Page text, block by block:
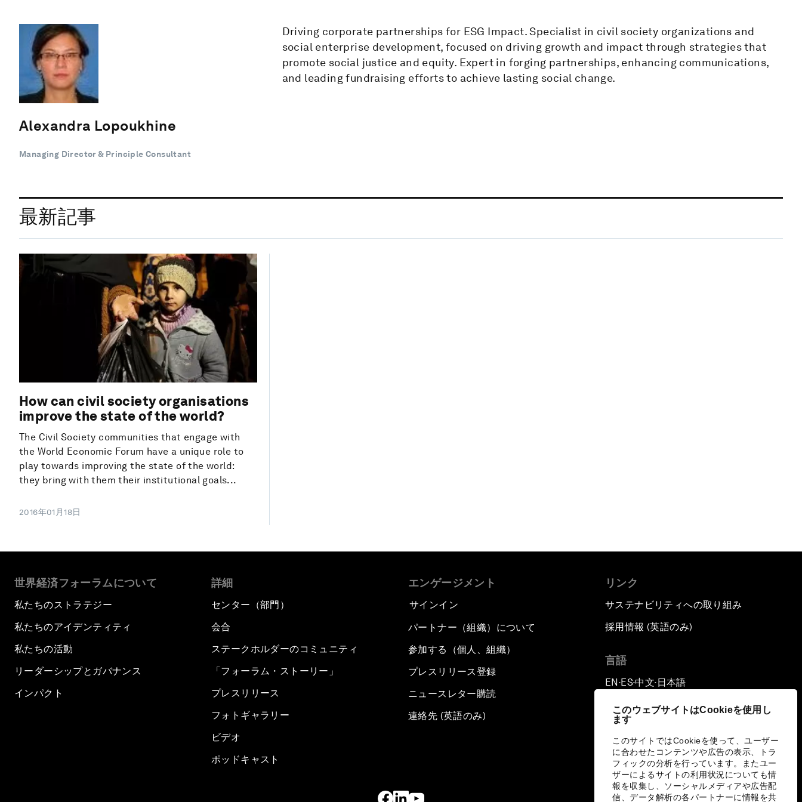
このウェブサイトはCookieを使用し
ます
このサイトではCookieを使って、ユーザー
に合わせたコンテンツや広告の表示、トラ
フィックの分析を行っています。またユー
ザーによるサイトの利用状況についても情
報を収集し、ソーシャルメディアや広告配
信、データ解析の各パートナーに情報を共
Alexandra Lopoukhine
Managing Director & Principle Consultant
Driving corporate partnerships for ESG Impact. Specialist in civil society organizations and
social enterprise development, focused on driving growth and impact through strategies that
promote social justice and equity. Expert in forging partnerships, enhancing communications,
and leading fundraising efforts to achieve lasting social change.
最新記事
How can civil society organisations
improve the state of the world?
The Civil Society communities that engage with
the World Economic Forum have a unique role to
play towards improving the state of the world:
they bring with them their institutional goals...
2016年01月18日
世界経済フォーラムについて
私たちのストラテジー
私たちのアイデンティティ
私たちの活動
リーダーシップとガバナンス
インパクト
詳細
センター（部門）
会合
ステークホルダーのコミュニティ
「フォーラム・ストーリー」
プレスリリース
フォトギャラリー
ビデオ
ポッドキャスト
エンゲージメント
サインイン
パートナー（組織）について
参加する（個人、組織）
プレスリリース登録
ニュースレター購読
連絡先 (英語のみ)
リンク
サステナビリティへの取り組み
採用情報 (英語のみ)
言語
EN ▪ES▪中文▪ 日本語